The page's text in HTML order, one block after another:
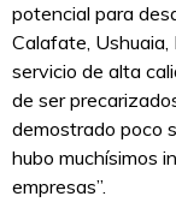
potencial para
Calafate, Ushuaia,
servicio de alta
de ser
demostrado poco
hubo muchísimos
empresas”.